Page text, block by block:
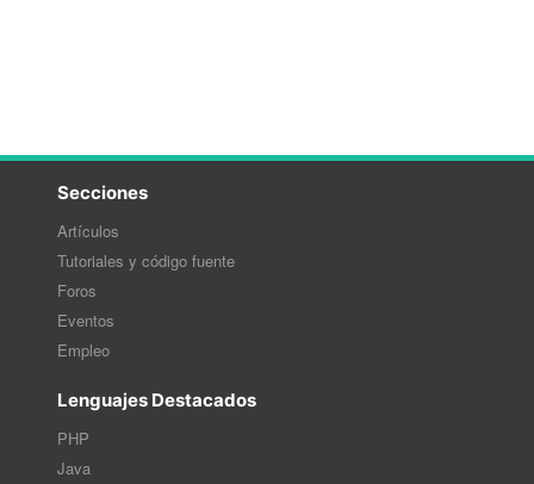
Secciones
Artículos
Tutoriales y código fuente
Foros
Eventos
Empleo
Lenguajes Destacados
PHP
Java